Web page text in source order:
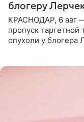
блогеру
КРАСНОДАР, 6 авг
пропуск
опухоли у блогера